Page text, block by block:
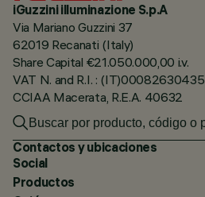
iGuzzini illuminazione S.p.A
Via Mariano Guzzini 37
62019 Recanati (Italy)
Share Capital €21.050.000,00 i.v.
VAT N. and R.I. : (IT)00082630435
CCIAA Macerata, R.E.A. 40632
Contactos y ubicaciones
Social
Productos